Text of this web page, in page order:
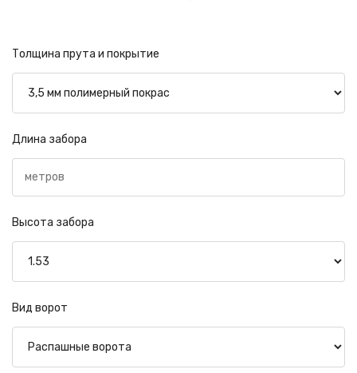
Толщина прута и покрытие
Длина забора
Высота забора
Вид ворот